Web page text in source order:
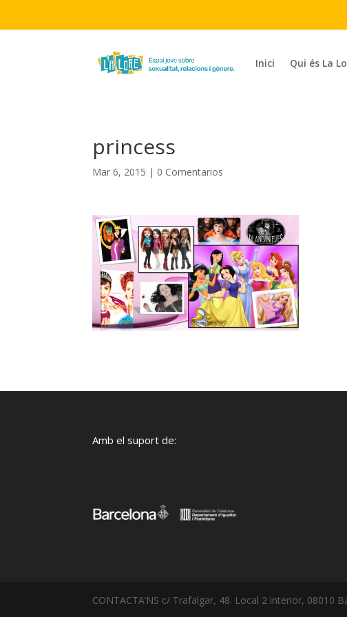
Inici Qui és La
princess
Mar 6, 2015 | 0 Comentarios
Amb el suport de:
CONTACTA’NS c/ Trafalgar, 48. Local 2 interior, 08010